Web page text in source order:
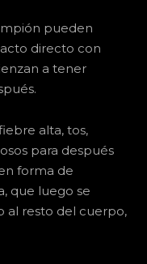
pueden
directo con
a tener
alta, tos,
para después
forma de
que luego se
al resto del cuerpo,